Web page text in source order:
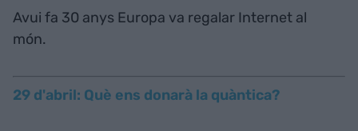
Avui fa 30 anys Europa va regalar Internet al
món.
29 d'abril: Què ens donarà la quàntica?